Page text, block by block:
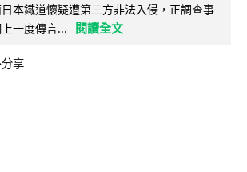
本鐵道懷疑遭第三方非法入侵，正調查事
一度傳言...
閱讀全文
分享